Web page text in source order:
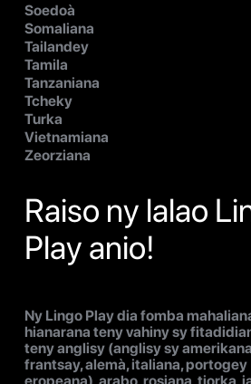
Soedoà
Somaliana
Tailandey
Tamila
Tanzaniana
Tcheky
Turka
Vietnamiana
Zeorziana
Raiso ny lalao
Play anio!
Ny Lingo Play dia fomba
hianarana teny vahiny sy
teny anglisy (anglisy sy
frantsay, alemà, italiana,